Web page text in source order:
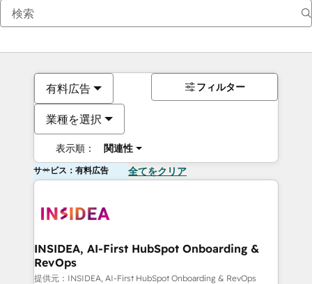
有料広告
業種を選択
表示順： 関連性
フィルター
サービス：有料広告 全てをクリア
INSIDEA, AI-First HubSpot Onboarding &
RevOps
提供元：INSIDEA, AI-First HubSpot Onboarding & RevOps